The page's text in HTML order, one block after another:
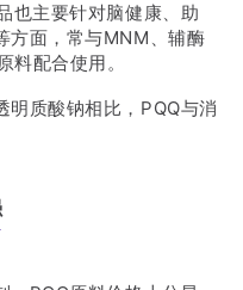
也主要针对脑健康、助
方面，常与MNM、辅酶
料配合使用。
明质酸钠相比，PQQ与消